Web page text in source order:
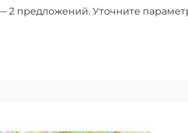
предложений. Уточните